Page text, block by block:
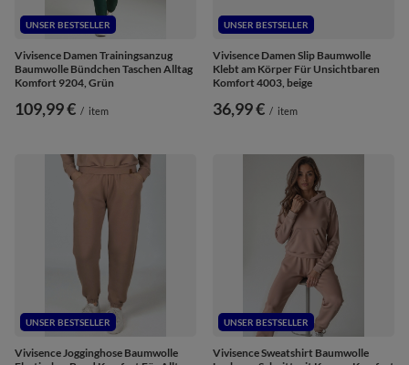
UNSER BESTSELLER
Vivisence Damen Trainingsanzug
Baumwolle Bündchen Taschen Alltag
Komfort 9204, Grün
109,99 € / item
UNSER BESTSELLER
Vivisence Damen Slip Baumwolle
Klebt am Körper Für Unsichtbaren
Komfort 4003, beige
36,99 € / item
UNSER BESTSELLER
Vivisence Jogginghose Baumwolle
UNSER BESTSELLER
Vivisence Sweatshirt Baumwolle